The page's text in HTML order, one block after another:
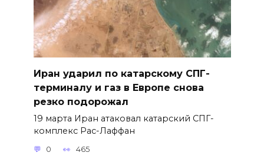
Иран ударил по катарскому СПГ-
терминалу и газ в Европе снова
резко подорожал
19 марта Иран атаковал катарский СПГ-
комплекс Рас-Лаффан
0 465